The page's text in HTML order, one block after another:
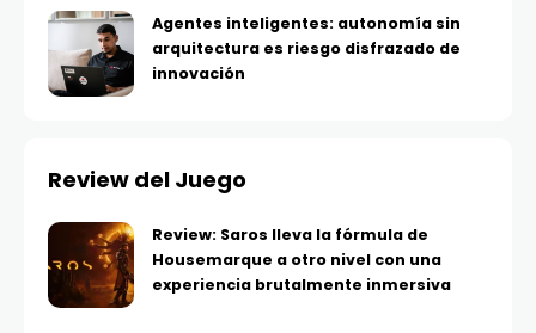
Agentes inteligentes: autonomía sin
arquitectura es riesgo disfrazado de
innovación
Review del Juego
Review: Saros lleva la fórmula de
Housemarque a otro nivel con una
experiencia brutalmente inmersiva